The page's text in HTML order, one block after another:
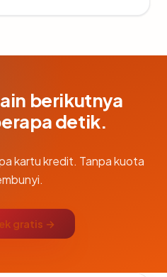
berikutnya
detik.
kartu kredit. Tanpa kuota
gratis →